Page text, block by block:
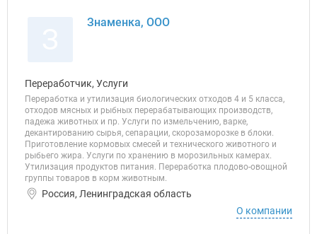
Знаменка, ООО
Переработчик, Услуги
Переработка и утилизация биологических отходов 4 и 5 класса,
отходов мясных и рыбных перерабатывающих производств,
падежа животных и пр. Услуги по измельчению, варке,
декантированию сырья, сепарации, скорозаморозке в блоки.
Приготовление кормовых смесей и технического животного и
рыбьего жира. Услуги по хранению в морозильных камерах.
Утилизация продуктов питания. Переработка плодово-овощной
группы товаров в корм животным.
Россия, Ленинградская область
О компании